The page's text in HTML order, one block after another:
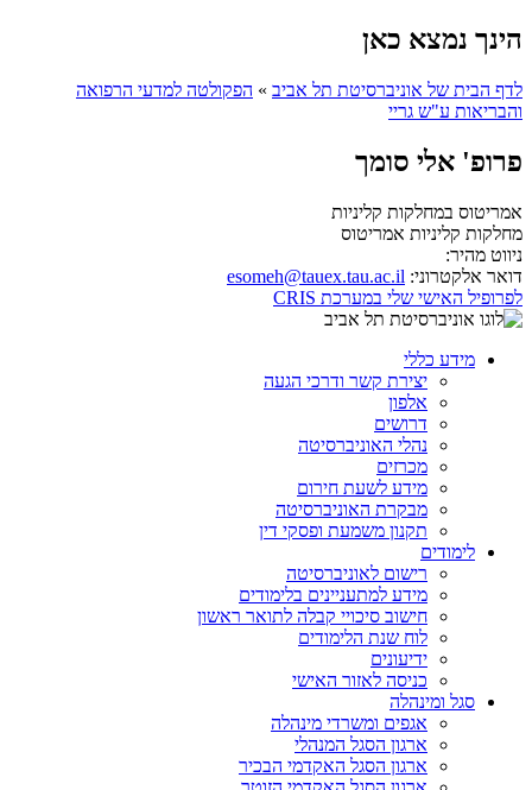
הינך נמצא כאן
לדף הבית של אוניברסיטת תל אביב » הפקולטה למדעי הרפואה
והבריאות ע"ש גריי
פרופ' אלי סומך
אמריטוס במחלקות קליניות
מחלקות קליניות אמריטוס
ניווט מהיר:
דואר אלקטרוני: esomeh@tauex.tau.ac.il
לפרופיל האישי שלי במערכת CRIS
מידע כללי
יצירת קשר ודרכי הגעה
אלפון
דרושים
נהלי האוניברסיטה
מכרזים
מידע לשעת חירום
מבקרת האוניברסיטה
תקנון משמעת ופסקי דין
לימודים
רישום לאוניברסיטה
מידע למתעניינים בלימודים
חישוב סיכויי קבלה לתואר ראשון
לוח שנת הלימודים
ידיעונים
כניסה לאזור האישי
סגל ומינהלה
אגפים ומשרדי מינהלה
ארגון הסגל המנהלי
ארגון הסגל האקדמי הבכיר